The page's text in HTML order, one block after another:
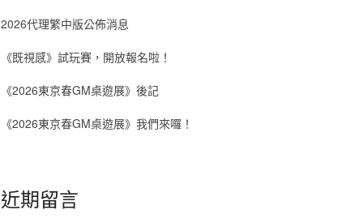
2026代理繁中版公佈消息
《既視感》試玩賽，開放報名啦！
《2026東京春GM桌遊展》後記
《2026東京春GM桌遊展》我們來囉！
近期留言